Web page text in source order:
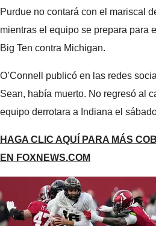
Purdue no contará con el mariscal
mientras el equipo se prepara para
Big Ten contra Michigan.
O’Connell publicó en las redes
Sean, había muerto. No regresó al
equipo derrotara a Indiana el
HAGA CLIC AQUÍ PARA MÁS
EN FOXNEWS.COM